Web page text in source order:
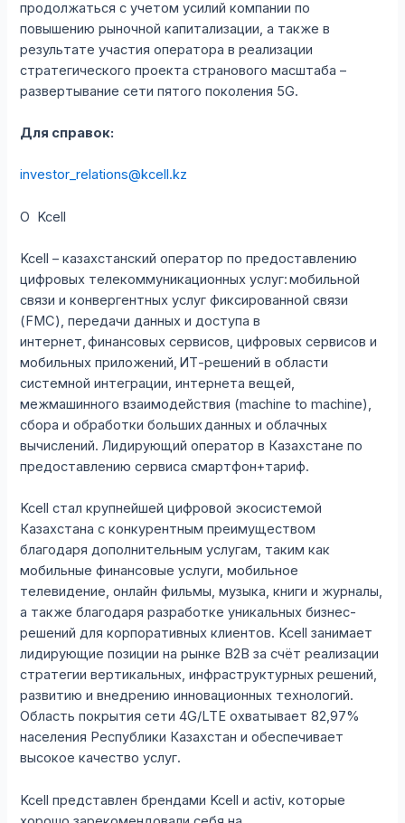
продолжаться с учетом усилий компании по
повышению рыночной капитализации, а также в
результате участия оператора в реализации
стратегического проекта странового масштаба –
развертывание сети пятого поколения 5G.
Для справок:
investor_relations@kcell.kz
О Kcell
Kcell – казахстанский оператор по предоставлению
цифровых телекоммуникационных услуг: мобильной
связи и конвергентных услуг фиксированной связи
(FMC), передачи данных и доступа в
интернет, финансовых сервисов, цифровых сервисов и
мобильных приложений, ИТ-решений в области
системной интеграции, интернета вещей,
межмашинного взаимодействия (machine to machine),
сбора и обработки больших данных и облачных
вычислений. Лидирующий оператор в Казахстане по
предоставлению сервиса смартфон+тариф.
Kcell стал крупнейшей цифровой экосистемой
Казахстана с конкурентным преимуществом
благодаря дополнительным услугам, таким как
мобильные финансовые услуги, мобильное
телевидение, онлайн фильмы, музыка, книги и журналы,
а также благодаря разработке уникальных бизнес-
решений для корпоративных клиентов. Kcell занимает
лидирующие позиции на рынке В2В за счёт реализации
стратегии вертикальных, инфраструктурных решений,
развитию и внедрению инновационных технологий.
Область покрытия сети 4G/LTE охватывает 82,97%
населения Республики Казахстан и обеспечивает
высокое качество услуг.
Kcell представлен брендами Kcell и activ, которые